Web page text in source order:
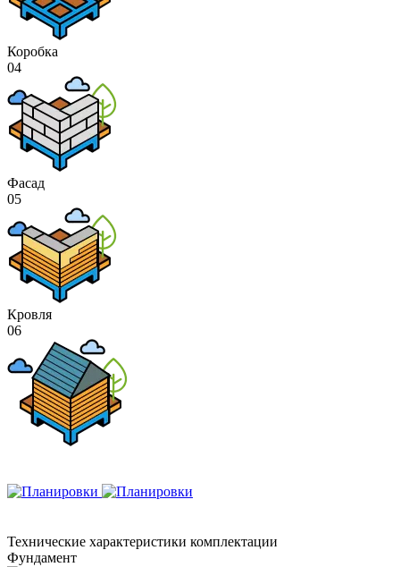
Коробка
04
Фасад
05
Кровля
06
Технические характеристики комплектации
Фундамент